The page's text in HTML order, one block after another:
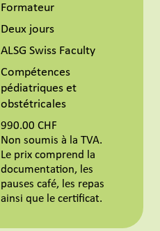
Formateur
Deux jours
ALSG Swiss Faculty
Compétences
pédiatriques et
obstétricales
990.00 CHF
Non soumis à la TVA.
Le prix comprend la
documentation, les
pauses café, les repas
ainsi que le certificat.